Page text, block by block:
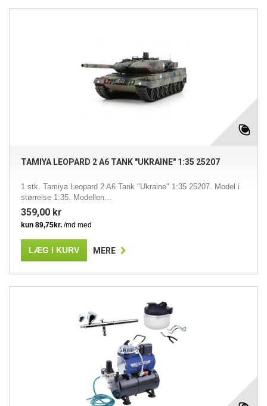
TAMIYA LEOPARD 2 A6 TANK "UKRAINE" 1:35 25207
1 stk. Tamiya Leopard 2 A6 Tank "Ukraine" 1:35 25207. Model i
størrelse 1:35. Modellen...
359,00 kr
LÆG I KURV MERE